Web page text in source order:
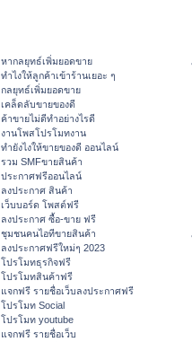
หากลยุทธ์เพิ่มยอดขาย
ทําไงให้ลูกค้าเข้าร้านเยอะ ๆ
กลยุทธ์เพิ่มยอดขาย
เคล็ดลับขายของดี
ค้าขายไม่ดีทำอย่างไรดี
งานโพสโปรโมทงาน
ทํายังไงให้ขายของดี ออนไลน์
รวม SMFขายสินค้า
ประกาศฟรีออนไลน์
ลงประกาศ สินค้า
เว็บบอร์ด โพสต์ฟรี
ลงประกาศ ซื้อ-ขาย ฟรี
ชุมชนคนไอทีขายสินค้า
ลงประกาศฟรีใหม่ๆ 2023
โปรโมทธุรกิจฟรี
โปรโมทสินค้าฟรี
แจกฟรี รายชื่อเว็บลงประกาศฟรี
โปรโมท Social
โปรโมท youtube
แจกฟรี รายชื่อเว็บ